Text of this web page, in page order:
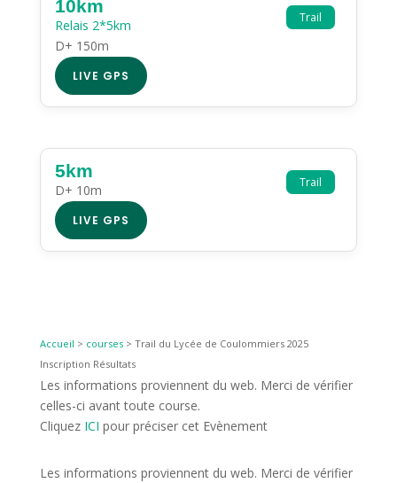
Trail
10km
Relais 2*5km
D+ 150m
LIVE GPS
Trail
5km
D+ 10m
LIVE GPS
Accueil > courses> Trail du Lycée de Coulommiers 2025
Inscription Résultats
Les informations proviennent du web. Merci de vérifier
celles-ci avant toute course.
Cliquez ICI pour préciser cet Evènement
Les informations proviennent du web. Merci de vérifier